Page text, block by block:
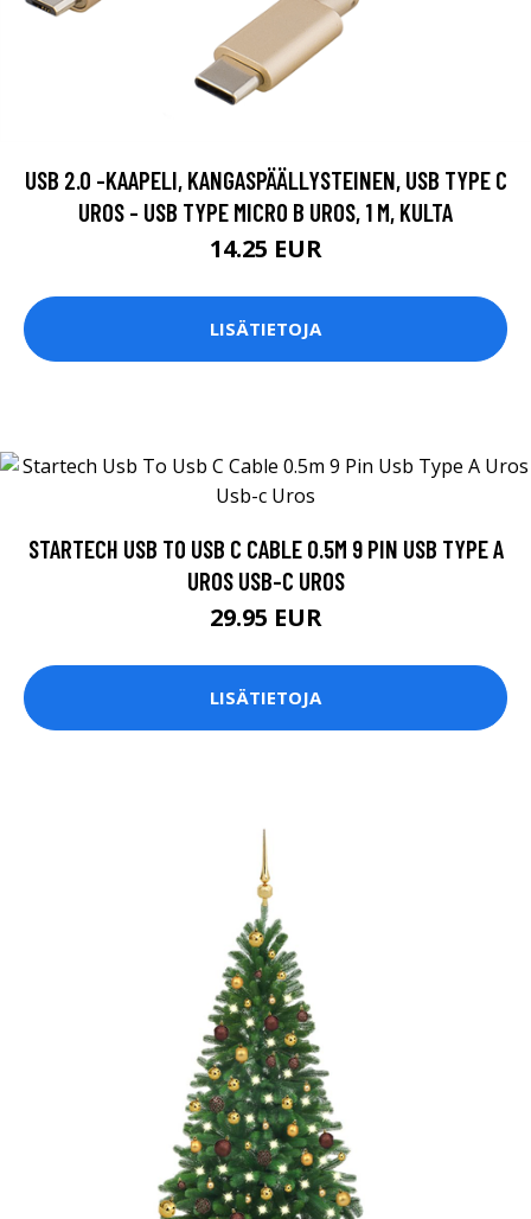
USB 2.0 -KAAPELI, KANGASPÄÄLLYSTEINEN, USB TYPE C
UROS - USB TYPE MICRO B UROS, 1 M, KULTA
14.25 EUR
LISÄTIETOJA
STARTECH USB TO USB C CABLE 0.5M 9 PIN USB TYPE A
UROS USB-C UROS
29.95 EUR
LISÄTIETOJA